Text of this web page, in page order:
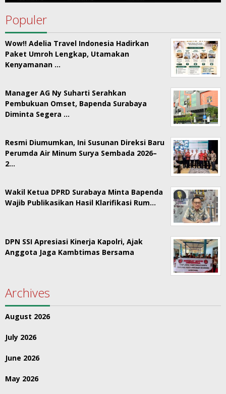
Populer
Wow!! Adelia Travel Indonesia Hadirkan
Paket Umroh Lengkap, Utamakan
Kenyamanan …
Manager AG Ny Suharti Serahkan
Pembukuan Omset, Bapenda Surabaya
Diminta Segera …
Resmi Diumumkan, Ini Susunan Direksi Baru
Perumda Air Minum Surya Sembada 2026–
2…
Wakil Ketua DPRD Surabaya Minta Bapenda
Wajib Publikasikan Hasil Klarifikasi Rum…
DPN SSI Apresiasi Kinerja Kapolri, Ajak
Anggota Jaga Kambtimas Bersama
Archives
August 2026
July 2026
June 2026
May 2026